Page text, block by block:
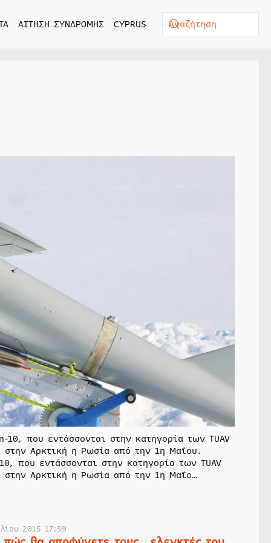
ΑΙΤΗΣΗ ΣΥΝΔΡΟΜΗΣ CYPRUS
που εντάσσονται στην κατηγορία των TUAV
Αρκτική η Ρωσία από την 1η Μαΐου.
εντάσσονται στην κατηγορία των TUAV
Αρκτική η Ρωσία από την 1η Μαΐο…
2015 17:59